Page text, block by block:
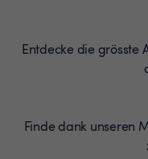
Entdecke die grösste
Finde dank unseren